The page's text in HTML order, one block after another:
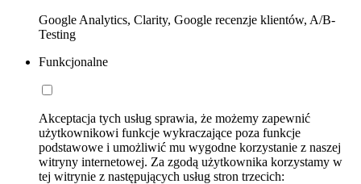
Google Analytics, Clarity, Google recenzje klientów, A/B-
Testing
Funkcjonalne
Akceptacja tych usług sprawia, że możemy zapewnić
użytkownikowi funkcje wykraczające poza funkcje
podstawowe i umożliwić mu wygodne korzystanie z naszej
witryny internetowej. Za zgodą użytkownika korzystamy w
tej witrynie z następujących usług stron trzecich: